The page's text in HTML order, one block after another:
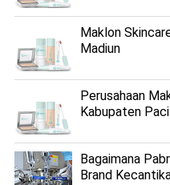
Maklon
Madiun
Perusahaan
Kabupaten
Bagaimana
Brand